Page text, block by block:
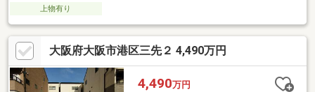
上物有り
大阪府大阪市港区三先２ 4,490万円
4,490万円